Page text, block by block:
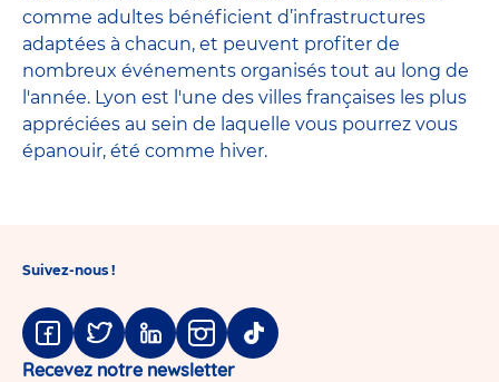
comme adultes bénéficient d’infrastructures
adaptées à chacun, et peuvent profiter de
nombreux événements organisés tout au long de
l'année. Lyon est l'une des villes françaises les plus
appréciées au sein de laquelle vous pourrez vous
épanouir, été comme hiver.
Suivez-nous !
Facebook
TwitterLinkedinInstagram
Tiktok
Recevez notre newsletter